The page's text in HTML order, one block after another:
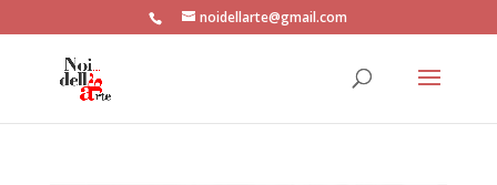
noidellarte@gmail.com